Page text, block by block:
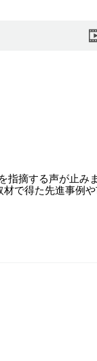
指摘する声が止み
で得た先進事例